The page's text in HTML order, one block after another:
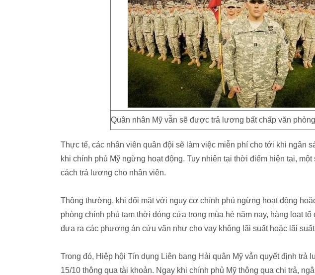
Quân nhân Mỹ vẫn sẽ được trả lương bất chấp văn
Thực tế, các nhân viên quân đội sẽ làm việc miễn phí cho tới khi ngân
khi chính phủ Mỹ ngừng hoạt động. Tuy nhiên tại thời điểm hiện tại,
cách trả lương cho nhân viên.
Thông thường, khi đối mặt với nguy cơ chính phủ ngừng hoạt động
phòng chính phủ tạm thời đóng cửa trong mùa hè năm nay, hàng loạt
đưa ra các phương án cứu vãn như cho vay không lãi suất hoặc lãi
Trong đó, Hiệp hội Tín dụng Liên bang Hải quân Mỹ vẫn quyết định trả
15/10 thông qua tài khoản. Ngay khi chính phủ Mỹ thông qua chi trả,